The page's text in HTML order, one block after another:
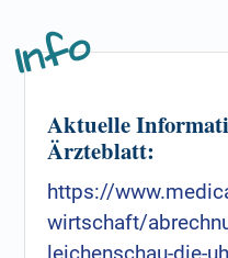
Aktuelle
Ärzteblatt:
https://
wirtschaft/